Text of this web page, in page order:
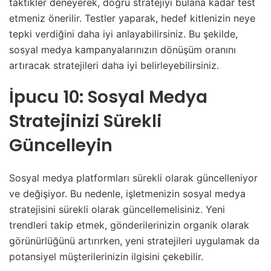
taktikler deneyerek, doğru stratejiyi bulana kadar test
etmeniz önerilir. Testler yaparak, hedef kitlenizin neye
tepki verdiğini daha iyi anlayabilirsiniz. Bu şekilde,
sosyal medya kampanyalarınızın dönüşüm oranını
artıracak stratejileri daha iyi belirleyebilirsiniz.
İpucu 10: Sosyal Medya
Stratejinizi Sürekli
Güncelleyin
Sosyal medya platformları sürekli olarak güncelleniyor
ve değişiyor. Bu nedenle, işletmenizin sosyal medya
stratejisini sürekli olarak güncellemelisiniz. Yeni
trendleri takip etmek, gönderilerinizin organik olarak
görünürlüğünü artırırken, yeni stratejileri uygulamak da
potansiyel müşterilerinizin ilgisini çekebilir.